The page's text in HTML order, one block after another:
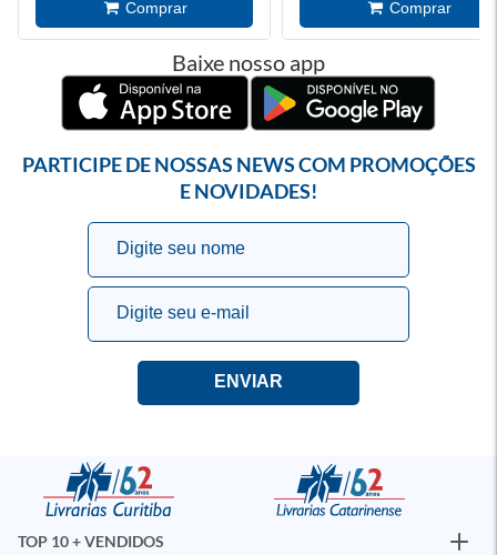
Baixe nosso app
PARTICIPE DE NOSSAS NEWS COM PROMOÇÕES
E NOVIDADES!
TOP 10 + VENDIDOS